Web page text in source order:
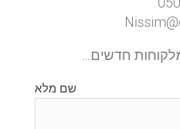
חדשים…
שם מלא